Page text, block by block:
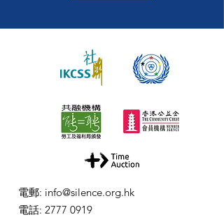
電郵: info@silence.org.hk
電話: 2777 0919